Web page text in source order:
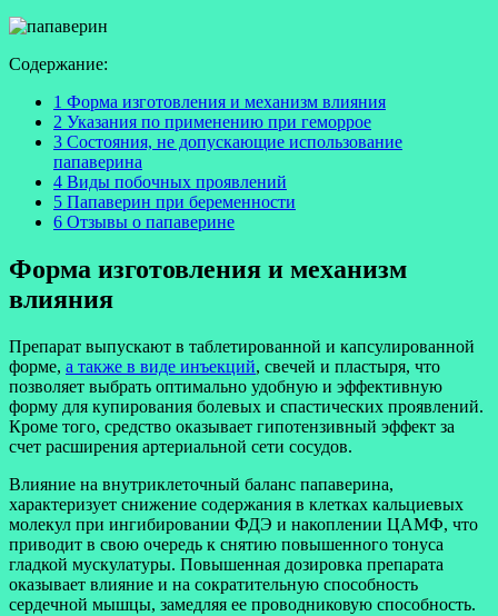
Содержание:
1 Форма изготовления и механизм влияния
2 Указания по применению при геморрое
3 Состояния, не допускающие использование
папаверина
4 Виды побочных проявлений
5 Папаверин при беременности
6 Отзывы о папаверине
Форма изготовления и механизм
влияния
Препарат выпускают в таблетированной и капсулированной
форме, а также в виде инъекций, свечей и пластыря, что
позволяет выбрать оптимально удобную и эффективную
форму для купирования болевых и спастических проявлений.
Кроме того, средство оказывает гипотензивный эффект за
счет расширения артериальной сети сосудов.
Влияние на внутриклеточный баланс папаверина,
характеризует снижение содержания в клетках кальциевых
молекул при ингибировании ФДЭ и накоплении ЦАМФ, что
приводит в свою очередь к снятию повышенного тонуса
гладкой мускулатуры. Повышенная дозировка препарата
оказывает влияние и на сократительную способность
сердечной мышцы, замедляя ее проводниковую способность.